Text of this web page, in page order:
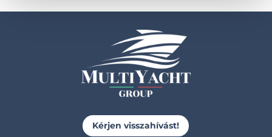
Kérjen visszahívást!